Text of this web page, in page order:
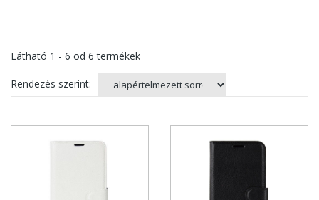
Látható 1 - 6 od 6 termékek
Rendezés szerint: